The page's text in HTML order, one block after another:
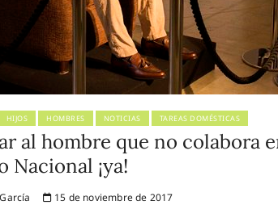
HIJOS HOMBRES NOTICIAS TAREAS DOMÉSTICAS
al hombre que no colabora
Nacional ¡ya!
15 de noviembre de 2017